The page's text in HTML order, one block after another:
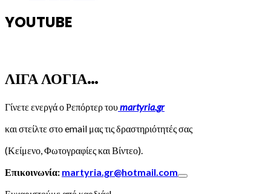
YOUTUBE
ΛΙΓΑ ΛΟΓΙΑ…
Γίνετε ενεργά ο Ρεπόρτερ τουmartyria.gr
και στείλτε στο email μας τις δραστηριότητές σας
(Κείμενο, Φωτογραφίες και Βίντεο).
Επικοινωνία: martyria.gr@hotmail.com